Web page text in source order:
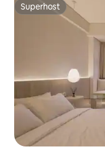
Superhost
Superhost